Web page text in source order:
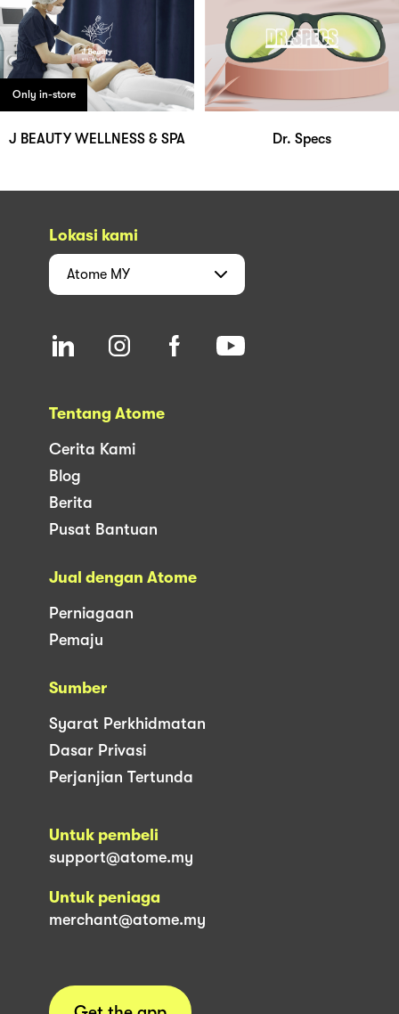
Only in-store
J BEAUTY WELLNESS & SPA Dr. Specs
Lokasi kami
Atome MY
Tentang Atome
Cerita Kami
Blog
Berita
Pusat Bantuan
Jual dengan Atome
Perniagaan
Pemaju
Sumber
Syarat Perkhidmatan
Dasar Privasi
Perjanjian Tertunda
Untuk pembeli
support@atome.my
Untuk peniaga
merchant@atome.my